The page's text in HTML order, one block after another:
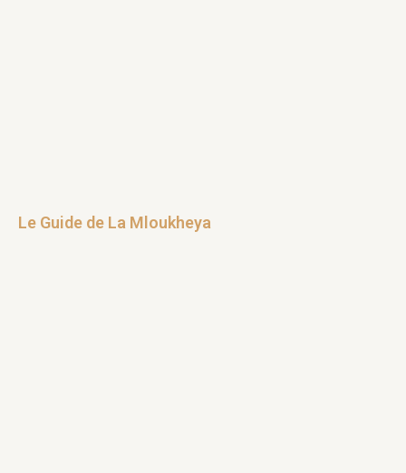
Le Guide de La Mloukheya